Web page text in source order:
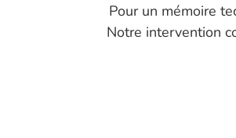
Pour un mémoire
Notre intervention